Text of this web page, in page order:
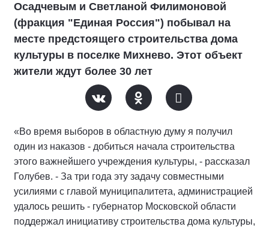
Осадчевым и Светланой Филимоновой
(фракция "Единая Россия") побывал на
месте предстоящего строительства дома
культуры в поселке Михнево. Этот объект
жители ждут более 30 лет
«Во время выборов в областную думу я получил
один из наказов - добиться начала строительства
этого важнейшего учреждения культуры, - рассказал
Голубев. - За три года эту задачу совместными
усилиями с главой муниципалитета, администрацией
удалось решить - губернатор Московской области
поддержал инициативу строительства дома культуры,